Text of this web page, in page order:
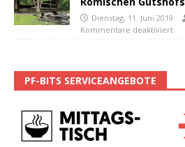
Dienstag, 11. Juni 2019
Kommentare deaktiviert
PF-BITS SERVICEANGEBOTE